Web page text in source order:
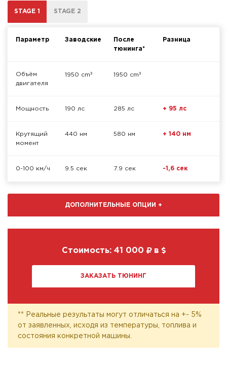
STAGE 1 STAGE 2
Параметр Заводские
После
тюнинга*
Разница
Объём
двигателя
1950 cm³ 1950 cm³
Мощность 190 лс 285 лс + 95 лс
Крутящий
момент
440 нм 580 нм + 140 нм
0-100 км/ч 9.5 сек 7.9 сек -1,6 сек
ДОПОЛНИТЕЛЬНЫЕ ОПЦИИ +
Стоимость: 41 000 в
ЗАКАЗАТЬ ТЮНИНГ
** Реальные результаты могут отличаться на +- 5%
от заявленных, исходя из температуры, топлива и
состояния конкретной машины.